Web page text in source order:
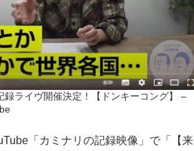
録ライヴ開催決定！【ドンキーコング】 –
「カミナリの記録映像」で「【来